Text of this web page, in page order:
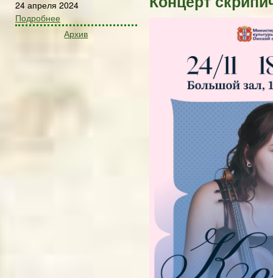
24 апреля 2024
Подробнее
Архив